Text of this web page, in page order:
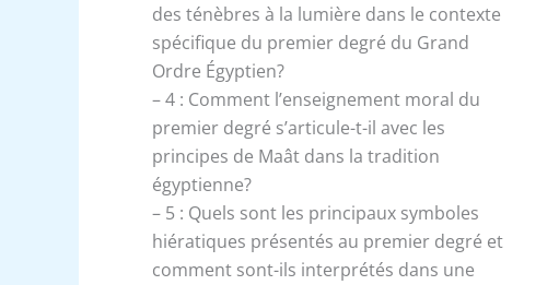
des ténèbres à la lumière dans le contexte
spécifique du premier degré du Grand
Ordre Égyptien?
– 4 : Comment l’enseignement moral du
premier degré s’articule-t-il avec les
principes de Maât dans la tradition
égyptienne?
– 5 : Quels sont les principaux symboles
hiératiques présentés au premier degré et
comment sont-ils interprétés dans une